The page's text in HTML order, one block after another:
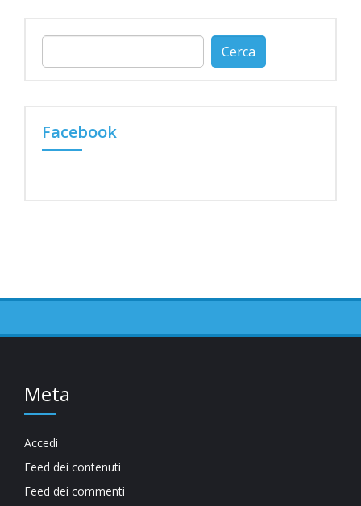
per:
Facebook
Meta
Accedi
Feed dei contenuti
Feed dei commenti